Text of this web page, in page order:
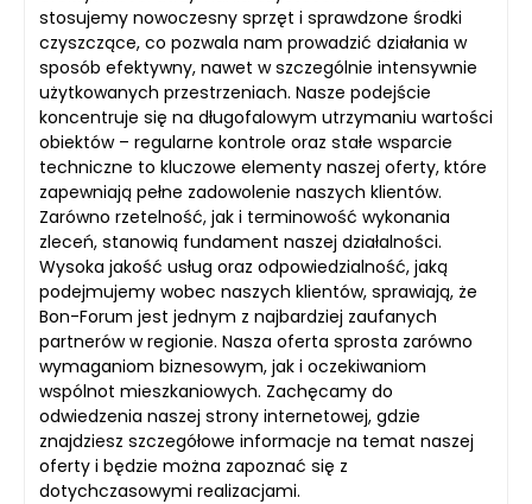
stosujemy nowoczesny sprzęt i sprawdzone środki
czyszczące, co pozwala nam prowadzić działania w
sposób efektywny, nawet w szczególnie intensywnie
użytkowanych przestrzeniach. Nasze podejście
koncentruje się na długofalowym utrzymaniu wartości
obiektów – regularne kontrole oraz stałe wsparcie
techniczne to kluczowe elementy naszej oferty, które
zapewniają pełne zadowolenie naszych klientów.
Zarówno rzetelność, jak i terminowość wykonania
zleceń, stanowią fundament naszej działalności.
Wysoka jakość usług oraz odpowiedzialność, jaką
podejmujemy wobec naszych klientów, sprawiają, że
Bon-Forum jest jednym z najbardziej zaufanych
partnerów w regionie. Nasza oferta sprosta zarówno
wymaganiom biznesowym, jak i oczekiwaniom
wspólnot mieszkaniowych. Zachęcamy do
odwiedzenia naszej strony internetowej, gdzie
znajdziesz szczegółowe informacje na temat naszej
oferty i będzie można zapoznać się z
dotychczasowymi realizacjami.